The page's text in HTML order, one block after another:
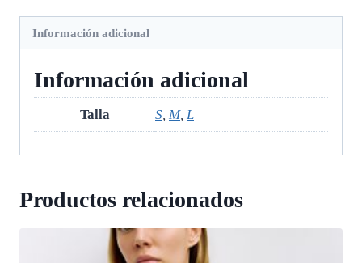
Información adicional
Información adicional
Talla S, M, L
Productos relacionados